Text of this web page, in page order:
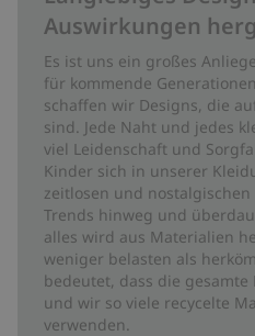
Auswirkungen
Es ist uns ein großes
für kommende
schaffen wir Designs, die
sind. Jede Naht und jedes
viel Leidenschaft und
Kinder sich in unserer
zeitlosen und nostalgischen
Trends hinweg und
alles wird aus Materialien
weniger belasten als
bedeutet, dass die
und wir so viele recycelte
verwenden.